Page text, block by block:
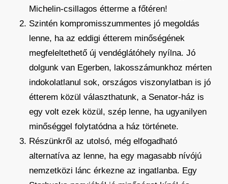
Michelin-csillagos étterme a főtéren!
Szintén kompromisszummentes jó megoldás
lenne, ha az eddigi étterem minőségének
megfeleltethető új vendéglátóhely nyílna. Jó
dolgunk van Egerben, lakosszámunkhoz mérten
indokolatlanul sok, országos viszonylatban is jó
étterem közül választhatunk, a Senator-ház is
egy volt ezek közül, szép lenne, ha ugyanilyen
minőséggel folytatódna a ház története.
Részünkről az utolsó, még elfogadható
alternatíva az lenne, ha egy magasabb nívójú
nemzetközi lánc érkezne az ingatlanba. Egy